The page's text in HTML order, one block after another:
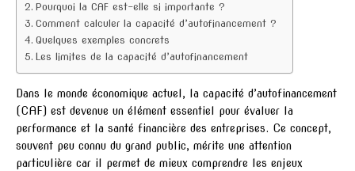
Pourquoi la CAF est-elle si importante ?
Comment calculer la capacité d’autofinancement ?
Quelques exemples concrets
Les limites de la capacité d’autofinancement
Dans le monde économique actuel, la capacité d’autofinancement
(CAF) est devenue un élément essentiel pour évaluer la
performance et la santé financière des entreprises. Ce concept,
souvent peu connu du grand public, mérite une attention
particulière car il permet de mieux comprendre les enjeux